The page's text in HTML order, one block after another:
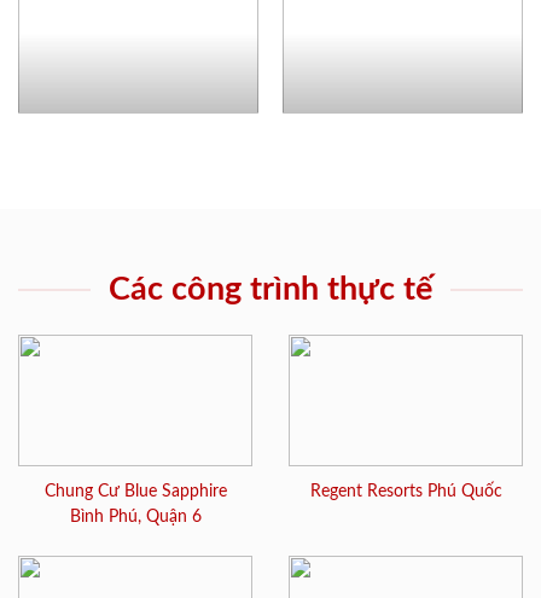
Các công trình thực tế
Chung Cư Blue Sapphire
Bình Phú, Quận 6
Regent Resorts Phú Quốc